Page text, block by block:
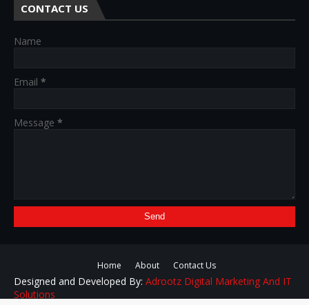
CONTACT US
Name
Email *
Message *
Home About Contact Us
Designed and Developed By: Adrootz Digital Marketing And IT
Solutions